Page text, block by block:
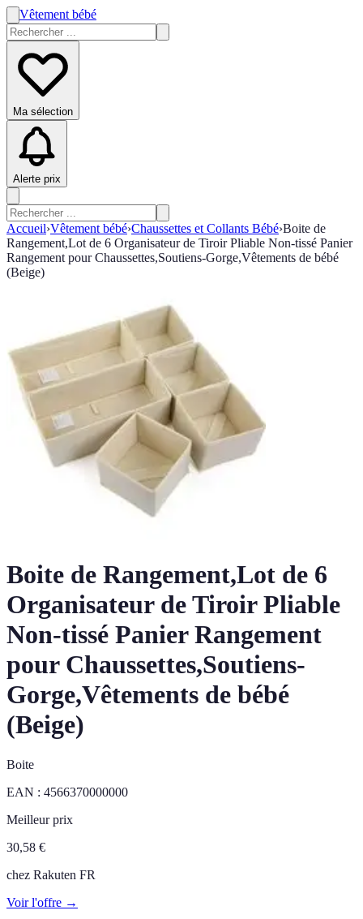
Vêtement bébé
Ma sélection
Alerte prix
Accueil›Vêtement bébé›Chaussettes et Collants Bébé›Boite de
Rangement,Lot de 6 Organisateur de Tiroir Pliable Non-tissé Panier
Rangement pour Chaussettes,Soutiens-Gorge,Vêtements de bébé
(Beige)
Boite de Rangement,Lot de 6
Organisateur de Tiroir Pliable
Non-tissé Panier Rangement
pour Chaussettes,Soutiens-
Gorge,Vêtements de bébé
(Beige)
Boite
EAN : 4566370000000
Meilleur prix
30,58 €
chez Rakuten FR
Voir l'offre →